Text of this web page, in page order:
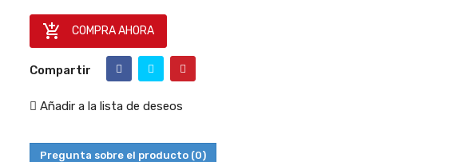
 COMPRA AHORA
Compartir
Añadir a la lista de deseos
Pregunta sobre el producto (0)